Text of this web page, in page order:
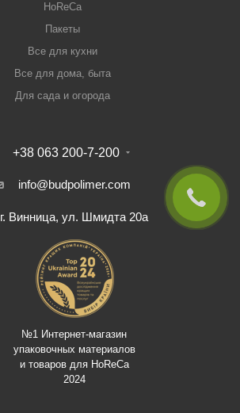
HoReCa
Пакеты
Все для кухни
Все для дома, быта
Для сада и огорода
+38 063 200-7-200
info@budpolimer.com
г. Винница, ул. Шмидта 20а
№1 Интернет-магазин
упаковочных материалов
и товаров для HoReCa
2024